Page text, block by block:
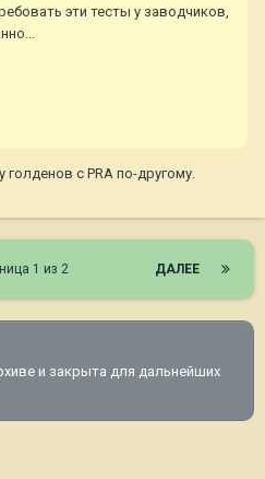
эти тесты у заводчиков,
голденов с PRA по-другому.
ДАЛЕЕ
1 из 2
и закрыта для дальнейших